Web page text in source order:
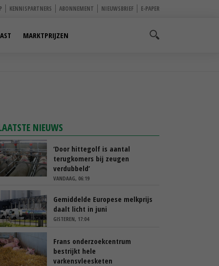
KENNISPARTNERS ABONNEMENT NIEUWSBRIEF E-PAPER
MARKTPRIJZEN
NIEUWS
‘Door hittegolf is aantal
terugkomers bij zeugen
verdubbeld’
VANDAAG, 06:19
Gemiddelde Europese melkprijs
daalt licht in juni
GISTEREN, 17:04
Frans onderzoekcentrum
bestrijkt hele
varkensvleesketen